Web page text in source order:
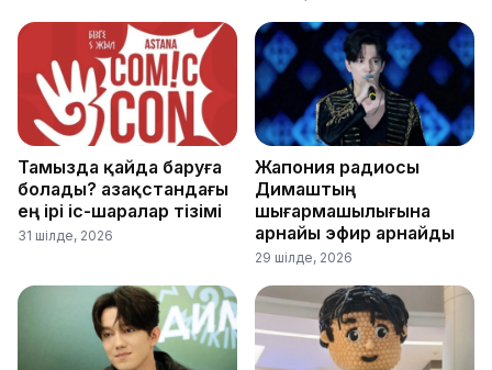
Тамызда қайда баруға
болады? Қазақстандағы
ең ірі іс-шаралар тізімі
31 шілде, 2026
Жапония радиосы
Димаштың
шығармашылығына
арнайы эфир арнайды
29 шілде, 2026